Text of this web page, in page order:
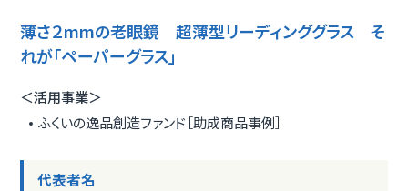
薄さ２mmの老眼鏡 超薄型リーディンググラス そ
れが「ペーパーグラス」
＜活用事業＞
ふくいの逸品創造ファンド［助成商品事例］
代表者名